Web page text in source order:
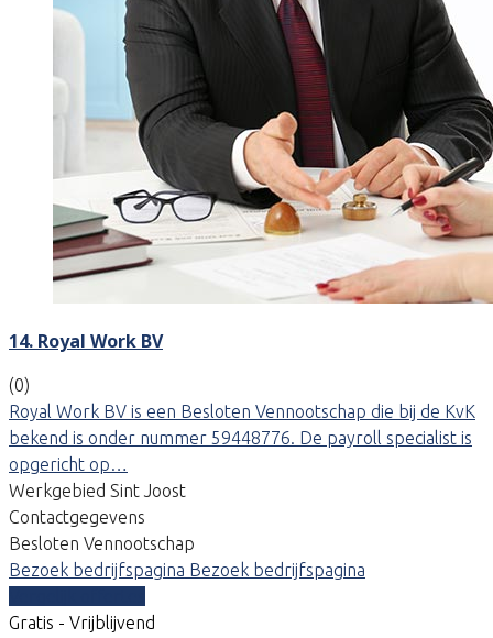
14. Royal Work BV
(0)
Royal Work BV is een Besloten Vennootschap die bij de KvK
bekend is onder nummer 59448776. De payroll specialist is
opgericht op…
Werkgebied Sint Joost
Contactgegevens
Besloten Vennootschap
Bezoek bedrijfspagina Bezoek bedrijfspagina
Gratis - Vrijblijvend